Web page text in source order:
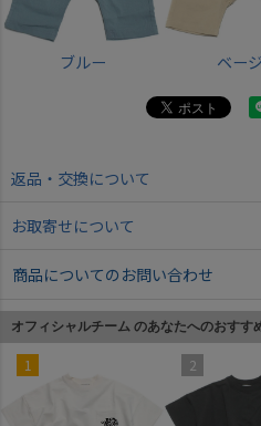
ブルー ベー
返品・交換について
お取寄せについて
商品についてのお問い合わせ
オフィシャルチーム のあなたへのおすす
1 2